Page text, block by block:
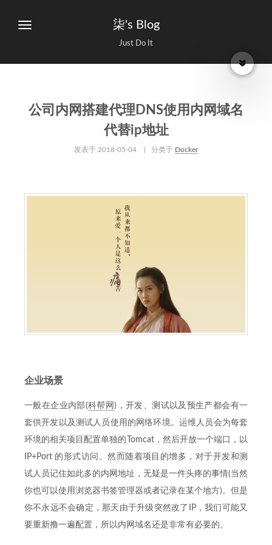
柒's Blog
Just Do It
公司内网搭建代理DNS使用内网域名
代替ip地址
发表于 2018-05-04 | 分类于 Docker
企业场景
一般在企业内部(科帮网 )，开发、测试以及预生产都会有一
套供开发以及测试人员使用的网络环境。运维人员会为每套
环境的相关项目配置单独的Tomcat，然后开放一个端口，以
IP+Port 的形式访问。然而随着项目的增多，对于开发和测
试人员记住如此多的内网地址，无疑是一件头疼的事情(当然
你也可以使用浏览器书签管理器或者记录在某个地方)。但是
你不永远不会确定，那天由于升级突然改了IP，我们可能又
要重新撸一遍配置，所以内网域名还是非常有必要的。